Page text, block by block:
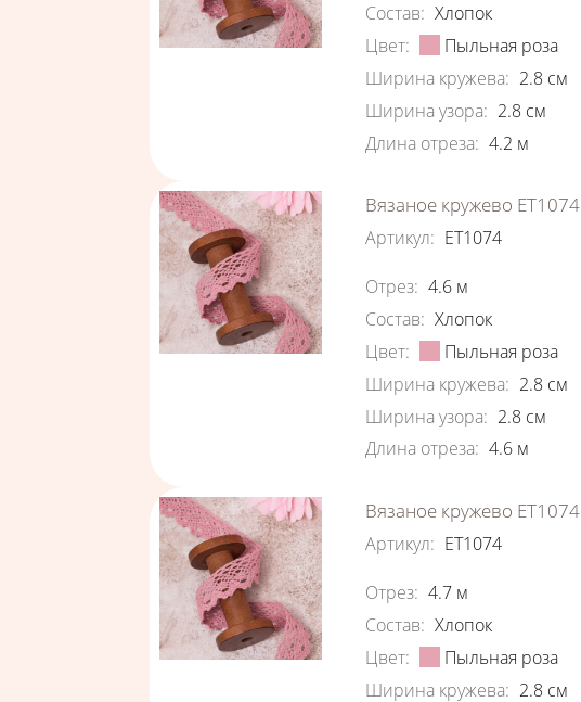
Состав: Хлопок
Цвет:
Пыльная роза
Ширина кружева: 2.8 см
Ширина узора: 2.8 см
Длина отреза: 4.2 м
Вязаное кружево ЕТ1074
Артикул: ЕТ1074
Характеристики
Отрез: 4.6 м
Состав: Хлопок
Цвет:
Пыльная роза
Ширина кружева: 2.8 см
Ширина узора: 2.8 см
Длина отреза: 4.6 м
Вязаное кружево ЕТ1074
Артикул: ЕТ1074
Характеристики
Отрез: 4.7 м
Состав: Хлопок
Цвет:
Пыльная роза
Ширина кружева: 2.8 см